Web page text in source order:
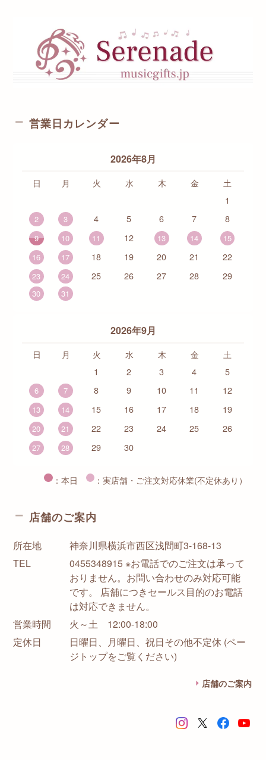
営業日カレンダー
2026年8月
日 月 火 水 木 金
土
1
2 3 4 5 6 7 8
9 10 11 12 13 14
15
16
17 18 19 20 21 22
23 24 25 26 27 28 29
30 31
2026年9月
日 月 火 水 木 金
土
1
2 3 4 5
6 7 8 9 10 11 12
13 14 15 16 17 18 19
20 21 22 23 24 25 26
27 28 29 30
：本日 ：実店舗・ご注文対応休業(不定休あり）
店舗のご案内
所在地
神奈川県横浜市西区浅間町3-168-13
TEL
0455348915 ※お電話でのご注文は承って
おりません。お問い合わせのみ対応可能
です。 店舗につきセールス目的のお電話
は対応できません。
営業時間
火～土 12:00-18:00
定休日
日曜日、月曜日、祝日その他不定休 (ペー
ジトップをご覧ください)
店舗のご案内